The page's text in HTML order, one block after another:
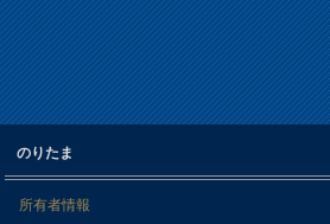
のりたま
所有者情報